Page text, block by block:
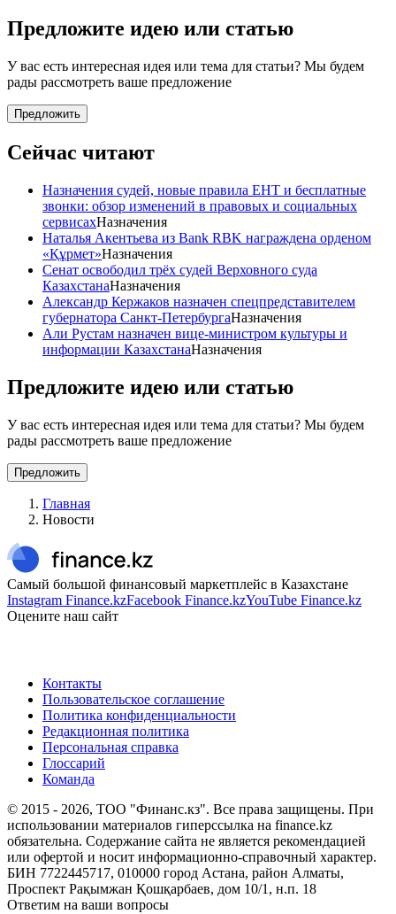
Предложите идею или статью
У вас есть интересная идея или тема для статьи? Мы будем
рады рассмотреть ваше предложение
Предложить
Сейчас читают
Назначения судей, новые правила ЕНТ и бесплатные
звонки: обзор изменений в правовых и социальных
сервисахНазначения
Наталья Акентьева из Bank RBK награждена орденом
«Құрмет»Назначения
Сенат освободил трёх судей Верховного суда
КазахстанаНазначения
Александр Кержаков назначен спецпредставителем
губернатора Санкт-ПетербургаНазначения
Али Рустам назначен вице-министром культуры и
информации КазахстанаНазначения
Предложите идею или статью
У вас есть интересная идея или тема для статьи? Мы будем
рады рассмотреть ваше предложение
Предложить
Главная
Новости
Самый большой финансовый маркетплейс в Казахстане
Instagram Finance.kzFacebook Finance.kzYouTube Finance.kz
Оцените наш сайт
Контакты
Пользовательское соглашение
Политика конфиденциальности
Редакционная политика
Персональная справка
Глоссарий
Команда
© 2015 - 2026, ТОО "Финанс.кз". Все права защищены. При
использовании материалов гиперссылка на finance.kz
обязательна. Содержание сайта не является рекомендацией
или офертой и носит информационно-справочный характер.
БИН 7722445717, 010000 город Астана, район Алматы,
Проспект Рақымжан Қошқарбаев, дом 10/1, н.п. 18
Ответим на ваши вопросы